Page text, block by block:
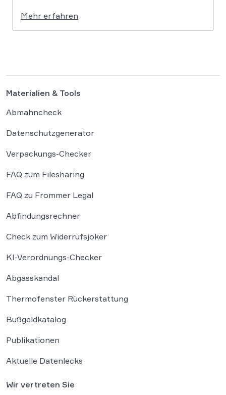
Facebook-Nutzer eine empfindliche Geldstrafe
verhängt, weil dieser den Bundeskanzler als
Mehr erfahren
Materialien & Tools
Abmahncheck
Datenschutzgenerator
Verpackungs-Checker
FAQ zum Filesharing
FAQ zu Frommer Legal
Abfindungsrechner
Check zum Widerrufsjoker
KI-Verordnungs-Checker
Abgasskandal
Thermofenster Rückerstattung
Bußgeldkatalog
Publikationen
Aktuelle Datenlecks
Wir vertreten Sie